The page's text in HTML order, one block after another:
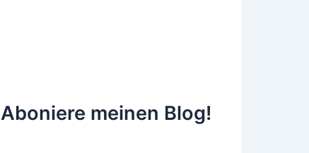
Aboniere meinen Blog!